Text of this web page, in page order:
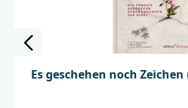
Es geschehen noch